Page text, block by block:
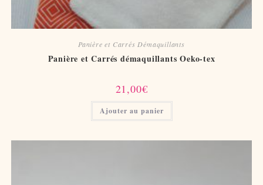
Panière et Carrés Démaquillants
Panière et Carrés démaquillants Oeko-tex
21,00€
Ajouter au panier